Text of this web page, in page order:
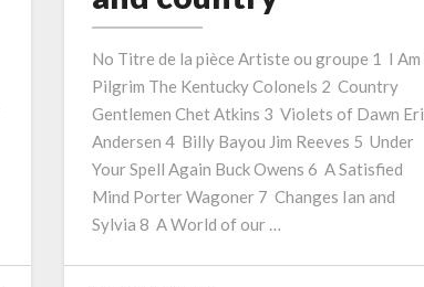
country
No Titre de la pièce Artiste ou groupe 1 I Am
Pilgrim The Kentucky Colonels 2 Country
Gentlemen Chet Atkins 3 Violets of Dawn
Andersen 4 Billy Bayou Jim Reeves 5 Under
Your Spell Again Buck Owens 6 A Satisfied
Mind Porter Wagoner 7 Changes Ian and
Sylvia 8 A World of our …